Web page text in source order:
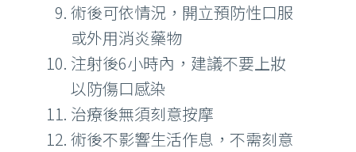
術後可依情況，開立預防性口服
或外用消炎藥物
注射後6小時內，建議不要上妝
以防傷口感染
治療後無須刻意按摩
術後不影響生活作息，不需刻意